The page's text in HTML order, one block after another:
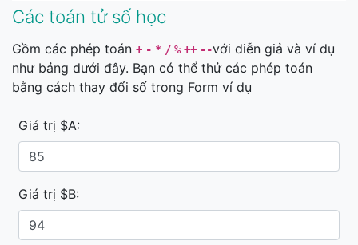
Các toán tử số học
Gồm các phép toán + - * / % ++ --với diễn giả và ví dụ
như bảng dưới đây. Bạn có thể thử các phép toán
bằng cách thay đổi số trong Form ví dụ
Giá trị $A:
Giá trị $B: